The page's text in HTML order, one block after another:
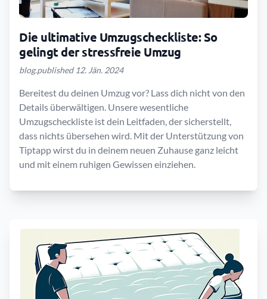
Die ultimative Umzugscheckliste: So
gelingt der stressfreie Umzug
blog.published 12. Jän. 2024
Bereitest du deinen Umzug vor? Lass dich nicht von den
Details überwältigen. Unsere wesentliche
Umzugscheckliste ist dein Leitfaden, der sicherstellt,
dass nichts übersehen wird. Mit der Unterstützung von
Tiptapp wirst du in deinem neuen Zuhause ganz leicht
und mit einem ruhigen Gewissen einziehen.